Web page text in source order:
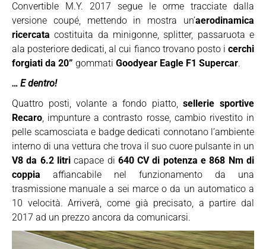
Convertible M.Y. 2017 segue le orme tracciate dalla
versione coupé, mettendo in mostra un’aerodinamica
ricercata costituita da minigonne, splitter, passaruota e
ala posteriore dedicati, al cui fianco trovano posto i cerchi
forgiati da 20” gommati Goodyear Eagle F1 Supercar.
… E dentro!
Quattro posti, volante a fondo piatto,sellerie sportive
Recaro, impunture a contrasto rosse, cambio rivestito in
pelle scamosciata e badge dedicati connotano l’ambiente
interno di una vettura che trova il suo cuore pulsante in un
V8 da 6.2 litricapace di 640 CV di potenza e 868 Nm di
coppia affiancabile nel funzionamento da una
trasmissione manuale a sei marce o da un automatico a
10 velocità. Arriverà, come già precisato, a partire dal
2017 ad un prezzo ancora da comunicarsi.